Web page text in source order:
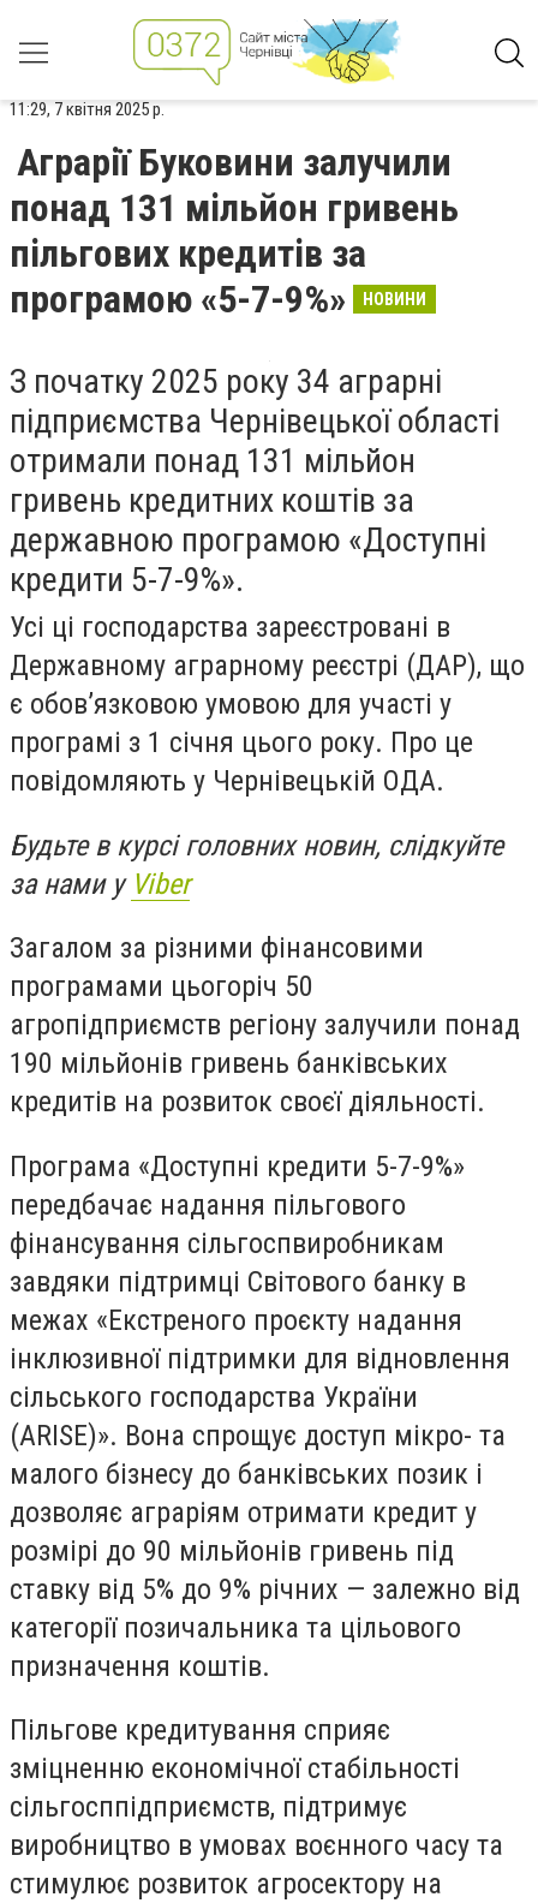
11:29, 7 квітня 2025 р.
Аграрії Буковини залучили
понад 131 мільйон гривень
пільгових кредитів за
програмою «5-7-9%»
НОВИНИ
З початку 2025 року 34 аграрні
підприємства Чернівецької області
отримали понад 131 мільйон
гривень кредитних коштів за
державною програмою «Доступні
кредити 5-7-9%».
Усі ці господарства зареєстровані в
Державному аграрному реєстрі (ДАР), що
є обов’язковою умовою для участі у
програмі з 1 січня цього року. Про це
повідомляють у Чернівецькій ОДА.
Будьте в курсі головних новин, слідкуйте
за нами у Viber
Загалом за різними фінансовими
програмами цьогоріч 50
агропідприємств регіону залучили понад
190 мільйонів гривень банківських
кредитів на розвиток своєї діяльності.
Програма «Доступні кредити 5-7-9%»
передбачає надання пільгового
фінансування сільгоспвиробникам
завдяки підтримці Світового банку в
межах «Екстреного проєкту надання
інклюзивної підтримки для відновлення
сільського господарства України
(ARISE)». Вона спрощує доступ мікро- та
малого бізнесу до банківських позик і
дозволяє аграріям отримати кредит у
розмірі до 90 мільйонів гривень під
ставку від 5% до 9% річних — залежно від
категорії позичальника та цільового
призначення коштів.
Пільгове кредитування сприяє
зміцненню економічної стабільності
сільгосппідприємств, підтримує
виробництво в умовах воєнного часу та
стимулює розвиток агросектору на